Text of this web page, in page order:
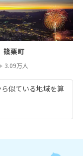
篠栗町
3.09万人
似ている地域を算